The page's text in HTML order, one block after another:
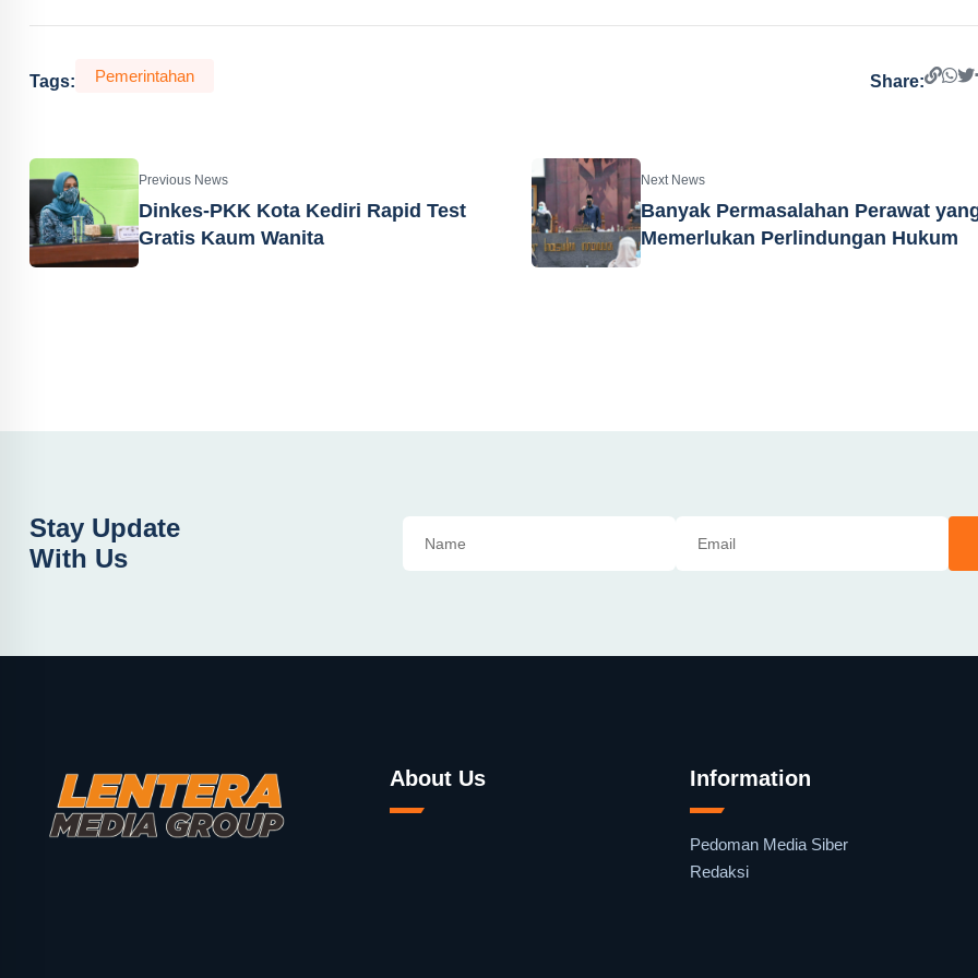
Tags: Pemerintahan Share:
Previous News
Dinkes-PKK Kota Kediri Rapid Test
Gratis Kaum Wanita
Next News
Banyak Permasalahan Perawat
Memerlukan Perlindungan Hukum
Stay Update
With Us
About Us Information
Pedoman Media Siber
Redaksi